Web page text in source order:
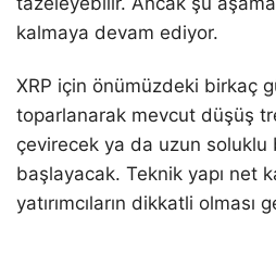
kalmaya devam ediyor.
XRP için önümüzdeki birkaç
toparlanarak mevcut düşüş
çevirecek ya da uzun
başlayacak. Teknik yapı net
yatırımcıların dikkatli olması